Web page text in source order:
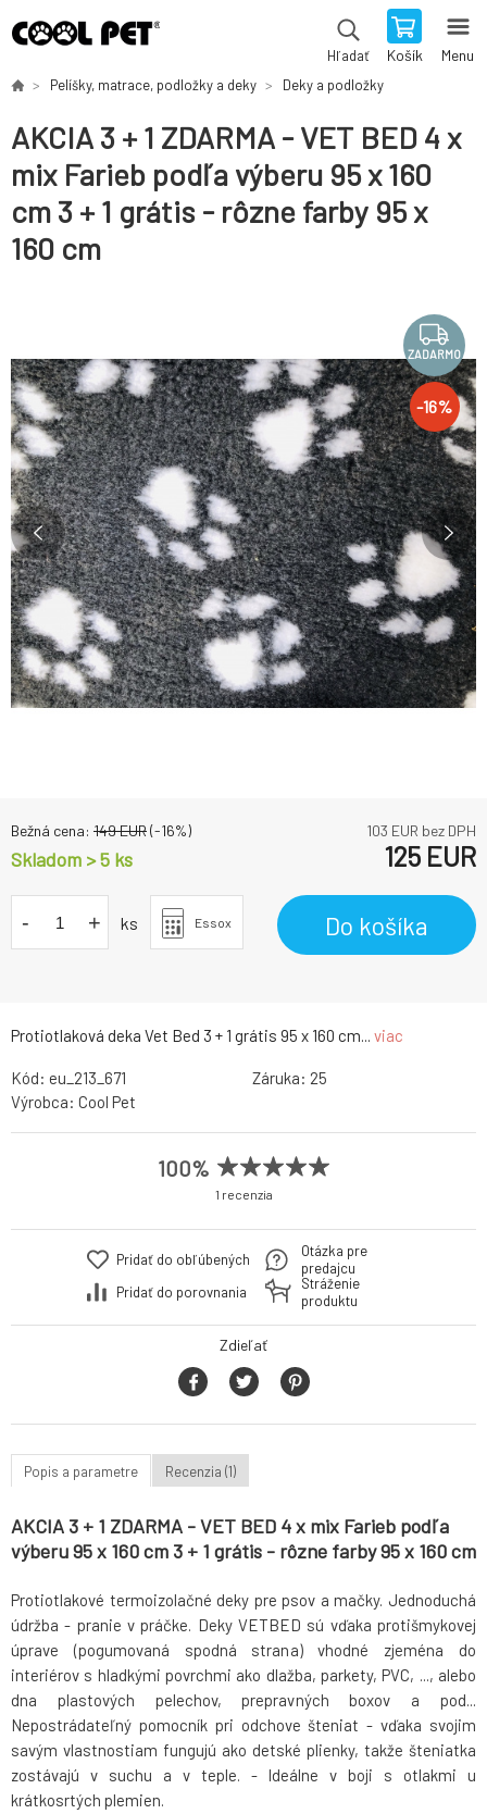
Hľadať Košík Menu
Pelíšky, matrace, podložky a deky Deky a podložky
AKCIA 3 + 1 ZDARMA - VET BED 4 x
mix Farieb podľa výberu 95 x 160
cm 3 + 1 grátis - rôzne farby 95 x
160 cm
ZADARMO
-16%
Protiotlaková deka Vet Bed 3 + 1 grátis 95 x 160 cm... viac
Bežná cena: 149EUR(-16%) 103 EUR bez DPH
Skladom > 5 ks 125 EUR
- + ks Essox Do košíka
Kód: eu_213_671 Záruka: 25
Výrobca: Cool Pet
100%
1 recenzia
Pridať do obľúbených
Pridať do porovnania
Otázka pre
predajcu
Stráženie
produktu
Zdieľať
Popis a parametre Recenzia (1)
AKCIA 3 + 1 ZDARMA - VET BED 4 x mix Farieb podľa
výberu 95 x 160 cm 3 + 1 grátis - rôzne farby 95 x 160 cm
Protiotlakové termoizolačné deky pre psov a mačky. Jednoduchá
údržba - pranie v práčke. Deky VETBED sú vďaka protišmykovej
úprave (pogumovaná spodná strana) vhodné zjeména do
interiérov s hladkými povrchmi ako dlažba, parkety, PVC, ..., alebo
dna plastových pelechov, prepravných boxov a pod...
Nepostrádateľný pomocník pri odchove šteniat - vďaka svojim
savým vlastnostiam fungujú ako detské plienky, takže šteniatka
zostávajú v suchu a v teple. - Ideálne v boji s otlakmi u
krátkosrtých plemien.